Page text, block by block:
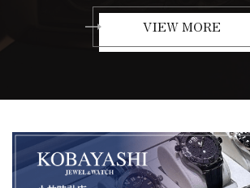
VIEW MORE